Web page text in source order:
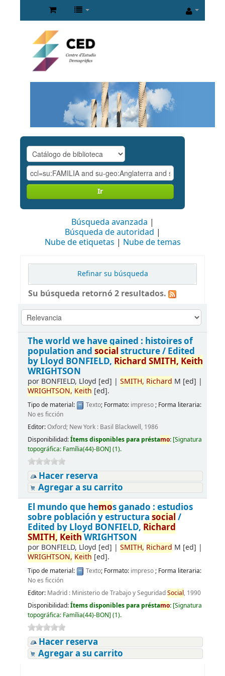
Ir
Búsqueda avanzada
Búsqueda de autoridad
Nube de etiquetas
Nube de temas
Refinar su búsqueda
Su búsqueda retornó 2 resultados.
The world we have gained : histoires of
population and social structure / Edited
by Lloyd BONFIELD,Richard SMITH, Keith
WRIGHTSON
por BONFIELD, Lloyd [ed] | SMITH, Richard M [ed] |
WRIGHTSON, Keith [ed].
Tipo de material: Texto; Formato: impreso; Forma literaria:
No es ficción
Editor:Oxford; New York : Basil Blackwell, 1986
Disponibilidad:Ítems disponibles para préstamo: [Signatura
topográfica: Família(44)-BON] (1).
Hacer reserva
Agregar a su carrito
El mundo que hemos ganado : estudios
sobre población y estructura social /
Edited by Lloyd BONFIELD, Richard
SMITH, Keith WRIGHTSON
por BONFIELD, Lloyd [ed] | SMITH, Richard M [ed] |
WRIGHTSON, Keith [ed].
Tipo de material: Texto; Formato: impreso; Forma literaria:
No es ficción
Editor: Madrid : Ministerio de Trabajo y SeguridadSocial, 1990
Disponibilidad:Ítems disponibles para préstamo: [Signatura
topográfica: Família(44)-BON] (1).
Hacer reserva
Agregar a su carrito